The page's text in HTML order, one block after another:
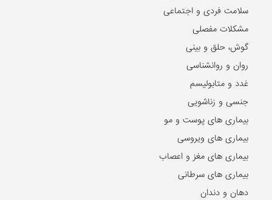
سلامت فردی و اجتماعی
مشکلات مفصلی
گوش، حلق و بینی
روان و روانشناسی
غدد و متابولیسم
جنسی و زناشویی
بیماری های پوست و مو
بیماری های ویروسی
بیماری های مغز و اعصاب
بیماری های سرطانی
دهان و دندان